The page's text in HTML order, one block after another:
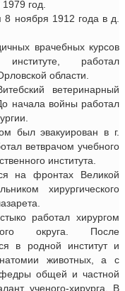
год.
8 ноября 1912 года в д.
врачебных курсов
работал
области.
ветеринарный
начала войны работал
был эвакуирован в г.
ветврачом учебного
института.
на фронтах Великой
хирургического
работал хирургом
округа. После
в родной институт и
животных, а с
общей и частной
ученого-хирурга. В